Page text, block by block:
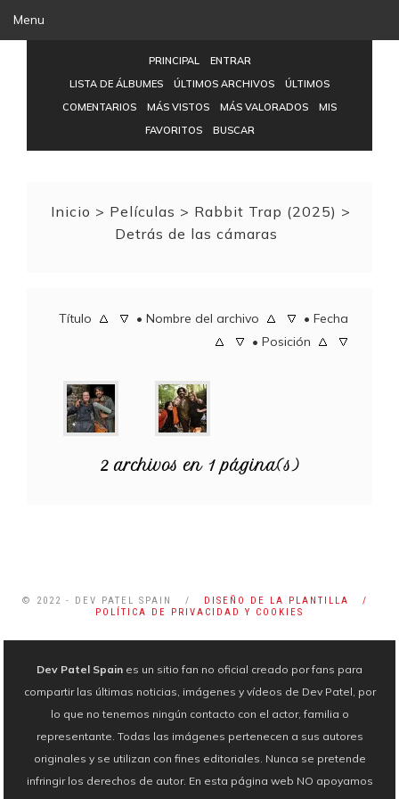
Menu
PRINCIPAL
ENTRAR
LISTA DE ÁLBUMES
ÚLTIMOS ARCHIVOS
ÚLTIMOS
COMENTARIOS
MÁS VISTOS MÁS VALORADOS
MIS
FAVORITOS
BUSCAR
Inicio > Pelí­culas > Rabbit Trap (2025) >
Detrás de las cámaras
Título •Nombre del archivo • Fecha
•Posición
2 archivos en 1 página(s)
© 2022 - DEV PATEL SPAIN / DISEÑO DE LA PLANTILLA /
POLÍTICA DE PRIVACIDAD Y COOKIES
Dev Patel Spain es un sitio fan no oficial creado por fans para
compartir las últimas noticias, imágenes y vídeos de Dev Patel, por
lo que no tenemos ningún contacto con el actor, familia o
representante. Todas las imágenes pertenecen a sus autores
originales y se utilizan con fines editoriales. Nunca se pretende
infringir los derechos de autor. En esta página web NO apoyamos